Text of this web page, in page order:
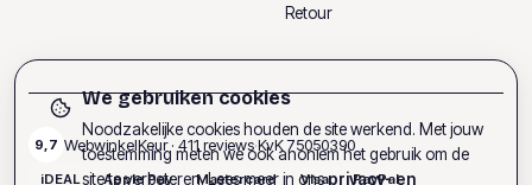
Retour
9,7 WebwinkelKeur · 411reviews·KvK75050390
iDEAL Apple Pay Mastercard Visa PayPal
We gebruiken cookies
Noodzakelijke cookies houden de site werkend. Met jouw
toestemming meten we ook anoniem het gebruik om de
site te verbeteren. Lees meer in onsprivacy- en